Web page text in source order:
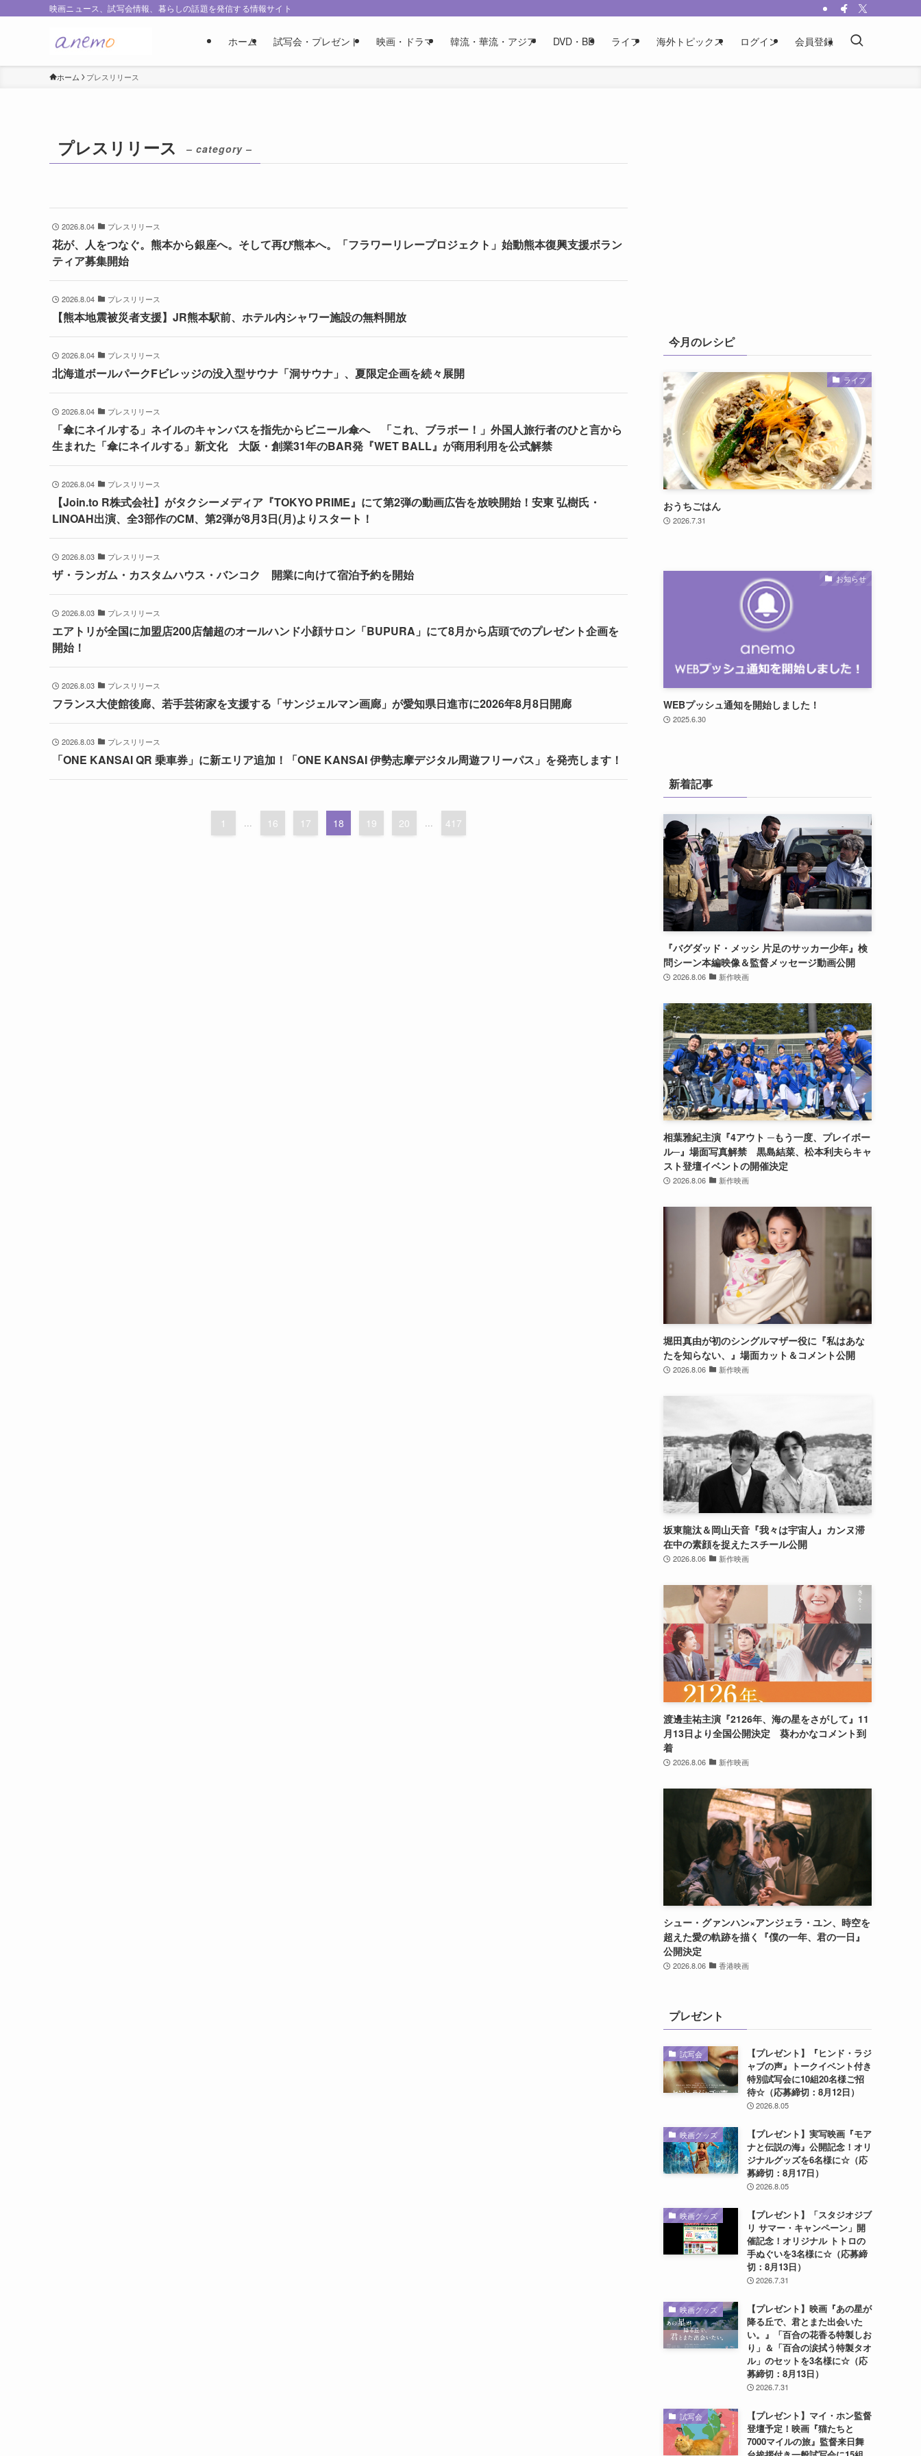
映画ニュース、試写会情報、暮らしの話題を発信する情報サイト
ホーム 試写会・プレゼント 映画・ドラマ 韓流・華流・アジア DVD・BD ライフ 海外トピックス ログイン 会員登録
ホーム プレスリリース
プレスリリース – category –
2026.8.04 プレスリリース
花が、人をつなぐ。熊本から銀座へ。そして再び熊本へ。「フラワーリレープロジェクト」始動熊本復興支援ボラン
ティア募集開始
2026.8.04 プレスリリース
【熊本地震被災者支援】JR熊本駅前、ホテル内シャワー施設の無料開放
2026.8.04 プレスリリース
北海道ボールパークFビレッジの没入型サウナ「洞サウナ」、夏限定企画を続々展開
2026.8.04 プレスリリース
「傘にネイルする」ネイルのキャンバスを指先からビニール傘へ 「これ、ブラボー！」外国人旅行者のひと言から
生まれた「傘にネイルする」新文化 大阪・創業31年のBAR発『WET BALL』が商用利用を公式解禁
2026.8.04 プレスリリース
【Join.to R株式会社】がタクシーメディア『TOKYO PRIME』にて第2弾の動画広告を放映開始！安東 弘樹氏・
LINOAH出演、全3部作のCM、第2弾が8月3日(月)よりスタート！
2026.8.03 プレスリリース
ザ・ランガム・カスタムハウス・バンコク 開業に向けて宿泊予約を開始
2026.8.03 プレスリリース
エアトリが全国に加盟店200店舗超のオールハンド小顔サロン「BUPURA」にて8月から店頭でのプレゼント企画を
開始！
2026.8.03 プレスリリース
フランス大使館後廊、若手芸術家を支援する「サンジェルマン画廊」が愛知県日進市に2026年8月8日開廊
2026.8.03 プレスリリース
「ONE KANSAI QR 乗車券」に新エリア追加！「ONE KANSAI 伊勢志摩デジタル周遊フリーパス」を発売します！
1 ... 16 17 18 19 20 ... 417
今月のレシピ
ライフ
おうちごはん
2026.7.31
お知らせ
WEBプッシュ通知を開始しました！
2025.6.30
新着記事
『バグダッド・メッシ 片足のサッカー少年』検
問シーン本編映像＆監督メッセージ動画公開
2026.8.06 新作映画
相葉雅紀主演『4アウト ─もう一度、プレイボー
ル─』場面写真解禁 黒島結菜、松本利夫らキャ
スト登壇イベントの開催決定
2026.8.06 新作映画
堀田真由が初のシングルマザー役に『私はあな
たを知らない、』場面カット＆コメント公開
2026.8.06 新作映画
坂東龍汰＆岡山天音『我々は宇宙人』カンヌ滞
在中の素顔を捉えたスチール公開
2026.8.06 新作映画
渡邊圭祐主演『2126年、海の星をさがして』11
月13日より全国公開決定 葵わかなコメント到
着
2026.8.06 新作映画
シュー・グァンハン×アンジェラ・ユン、時空を
超えた愛の軌跡を描く『僕の一年、君の一日』
公開決定
2026.8.06 香港映画
プレゼント
試写会
【プレゼント】『ヒンド・ラジ
ャブの声』トークイベント付き
特別試写会に10組20名様ご招
待☆（応募締切：8月12日）
2026.8.05
映画グッズ
【プレゼント】実写映画『モア
ナと伝説の海』公開記念！オリ
ジナルグッズを6名様に☆（応
募締切：8月17日）
2026.8.05
映画グッズ
【プレゼント】「スタジオジブ
リ サマー・キャンペーン」開
催記念！オリジナル トトロの
手ぬぐいを3名様に☆（応募締
切：8月13日）
2026.7.31
映画グッズ
【プレゼント】映画『あの星が
降る丘で、君とまた出会いた
い。』「百合の花香る特製しお
り」＆「百合の涙拭う特製タオ
ル」のセットを3名様に☆（応
募締切：8月13日）
2026.7.31
試写会
【プレゼント】マイ・ホン監督
登壇予定！映画『猫たちと
7000マイルの旅』監督来日舞